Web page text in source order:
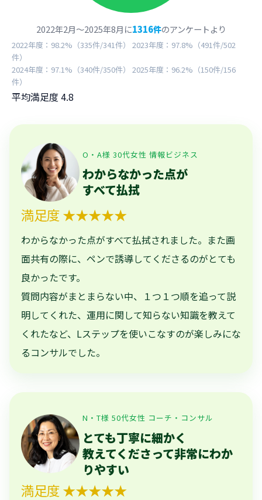
2022年2月〜2025年8月に1316件のアンケートより
2022年度：98.2%（335件/341件） 2023年度：97.8%（491件/502
件）
2024年度：97.1%（340件/350件） 2025年度：96.2%（150件/156
件）
平均満足度 4.8
O・A様 30代女性 情報ビジネス
わからなかった点が
すべて払拭
満足度 ★★★★★
わからなかった点がすべて払拭されました。また画
面共有の際に、ペンで誘導してくださるのがとても
良かったです。
質問内容がまとまらない中、１つ１つ順を追って説
明してくれた、運用に関して知らない知識を教えて
くれたなど、Lステップを使いこなすのが楽しみにな
るコンサルでした。
N・T様 50代女性 コーチ・コンサル
とても丁寧に細かく
教えてくださって非常にわか
りやすい
満足度 ★★★★★